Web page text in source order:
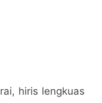
hiris lengkuas